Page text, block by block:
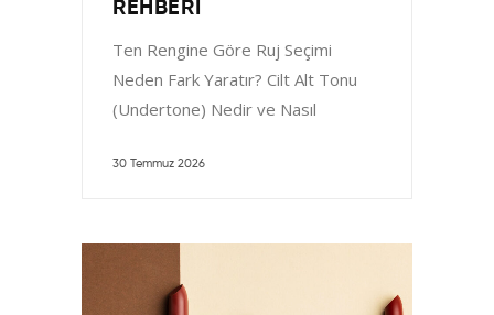
REHBERI
Ten Rengine Göre Ruj Seçimi
Neden Fark Yaratır? Cilt Alt Tonu
(Undertone) Nedir ve Nasıl
30 Temmuz 2026